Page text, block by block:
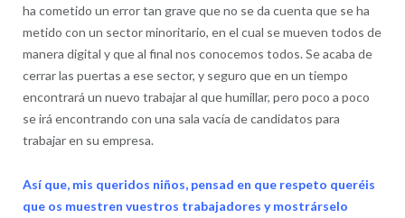
ha cometido un error tan grave que no se da cuenta que se ha
metido con un sector minoritario, en el cual se mueven todos de
manera digital y que al final nos conocemos todos. Se acaba de
cerrar las puertas a ese sector, y seguro que en un tiempo
encontrará un nuevo trabajar al que humillar, pero poco a poco
se irá encontrando con una sala vacía de candidatos para
trabajar en su empresa.
Así que, mis queridos niños, pensad en que respeto queréis
que os muestren vuestros trabajadores y mostrárselo